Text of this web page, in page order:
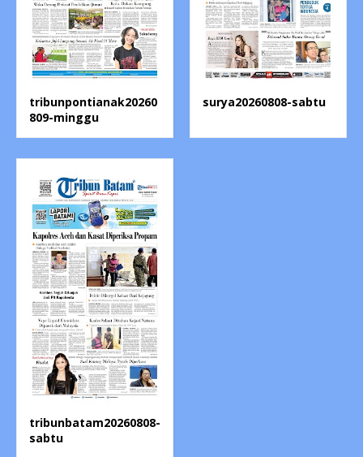
tribunpontianak20260
809-minggu
surya20260808-sabtu
tribunbatam20260808-
sabtu